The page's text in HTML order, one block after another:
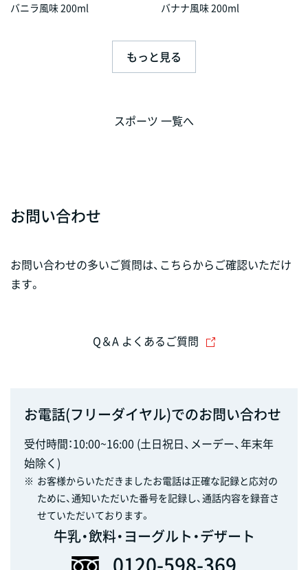
バニラ風味 200ml
バナナ風味 200ml
もっと見る
スポーツ 一覧へ
お問い合わせ
お問い合わせの多いご質問は、こちらからご確認いただけ
ます。
Q＆A よくあるご質問
お電話(フリーダイヤル)でのお問い合わせ
受付時間：10:00~16:00 (土日祝日、メーデー、年末年
始除く)
※ お客様からいただきましたお電話は正確な記録と応対の
ために、通知いただいた番号を記録し、通話内容を録音さ
せていただいております。
牛乳・飲料・ヨーグルト・デザート